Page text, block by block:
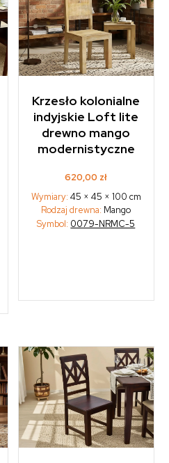
Krzesło kolonialne
indyjskie Loft lite
drewno mango
modernistyczne
620,00 zł
Wymiary: 45 × 45 × 100 cm
Rodzaj drewna: Mango
Symbol: 0079-NRMC-5